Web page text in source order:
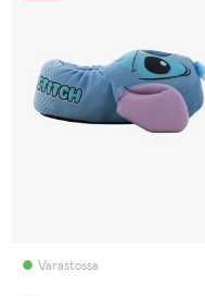
Varastossa